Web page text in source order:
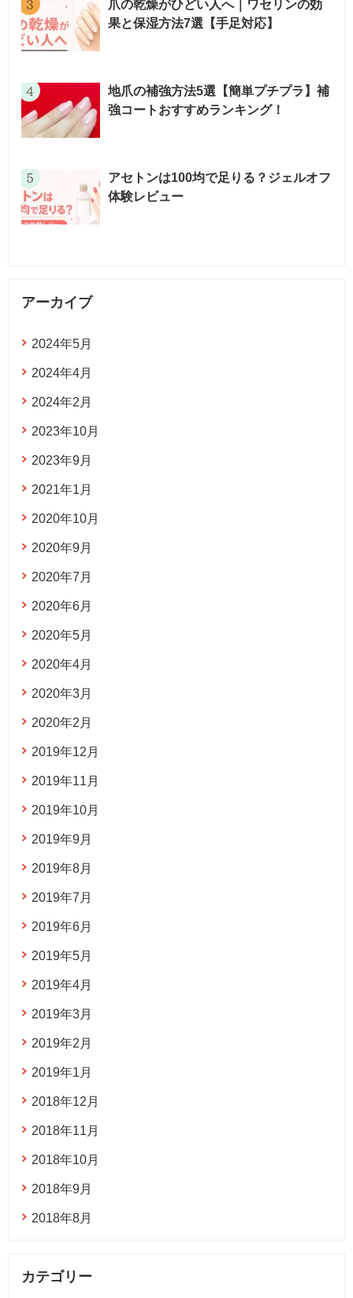
爪の乾燥がひどい人へ｜ワセリンの効
果と保湿方法7選【手足対応】
地爪の補強方法5選【簡単プチプラ】補
強コートおすすめランキング！
アセトンは100均で足りる？ジェルオフ
体験レビュー
アーカイブ
2024年5月
2024年4月
2024年2月
2023年10月
2023年9月
2021年1月
2020年10月
2020年9月
2020年7月
2020年6月
2020年5月
2020年4月
2020年3月
2020年2月
2019年12月
2019年11月
2019年10月
2019年9月
2019年8月
2019年7月
2019年6月
2019年5月
2019年4月
2019年3月
2019年2月
2019年1月
2018年12月
2018年11月
2018年10月
2018年9月
2018年8月
カテゴリー